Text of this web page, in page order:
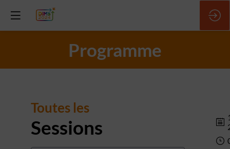
Programme
Toutes les
Sessions